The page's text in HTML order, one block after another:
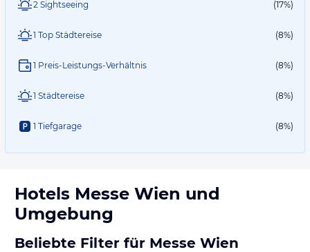
2 Sightseeing (17%)
1 Top Städtereise (8%)
1 Preis-Leistungs-Verhältnis (8%)
1 Städtereise (8%)
1 Tiefgarage (8%)
Hotels Messe Wien und
Umgebung
Beliebte Filter für Messe Wien